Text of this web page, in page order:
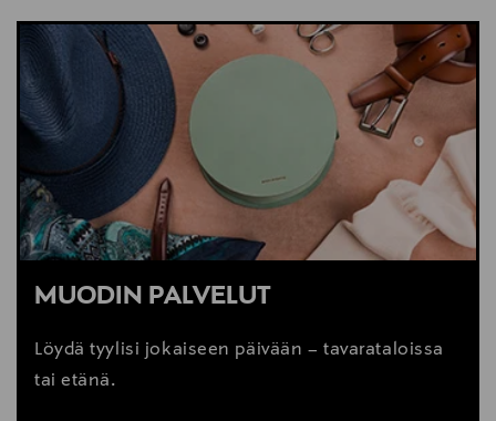
MUODIN PALVELUT
Löydä tyylisi jokaiseen päivään – tavarataloissa
tai etänä.